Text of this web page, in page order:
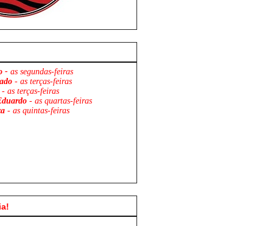
- as segundas-feiras
- as terças-feiras
- as terças-feiras
- as quartas-feiras
- as quintas-feiras